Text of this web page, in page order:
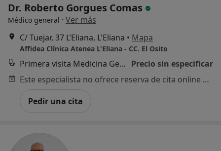
Dr. Roberto Gorgues Comas
Médico general · Ver más
C/ Tuejar, 37 L’Eliana, L'Eliana • Mapa
Affidea Clínica Atenea L'Eliana - CC. El Osito
Primera visita Medicina General Precio sin especificar
Este especialista no ofrece reserva de cita online en esta dirección.
Pedir una cita